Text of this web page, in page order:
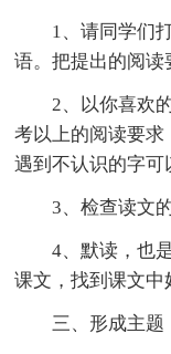
1、请同学们
语。把提出的阅读
2、以你喜欢
考以上的阅读要求
遇到不认识的字可
3、检查读文
4、默读，也
课文，找到课文中
三、形成主题